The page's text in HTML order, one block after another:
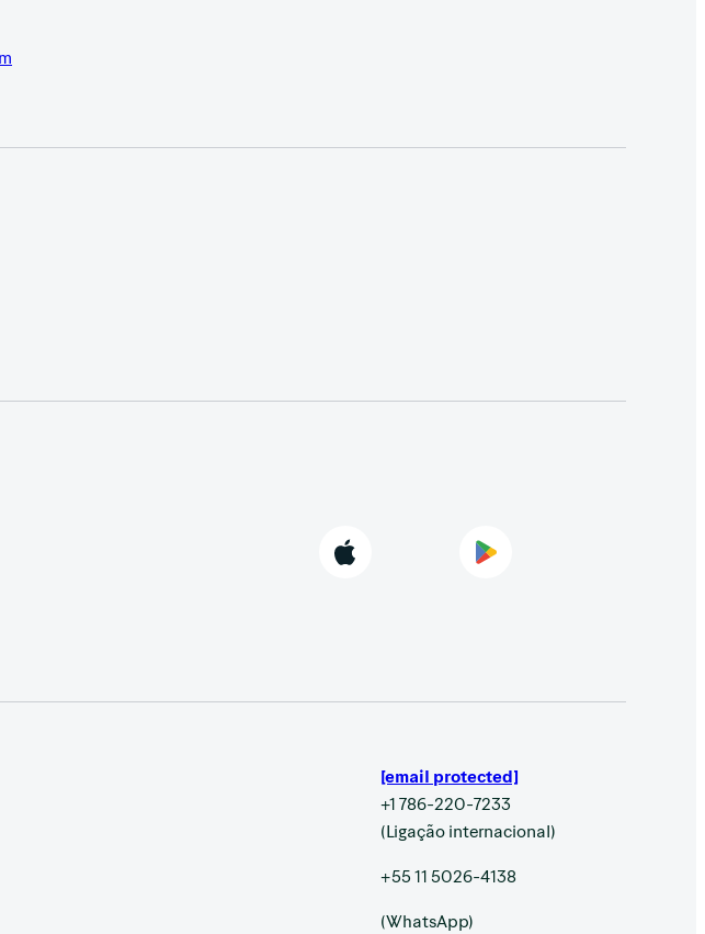
[email protected]
+1 786-220-7233
(Ligação internacional)
+55 11 5026-4138
(WhatsApp)